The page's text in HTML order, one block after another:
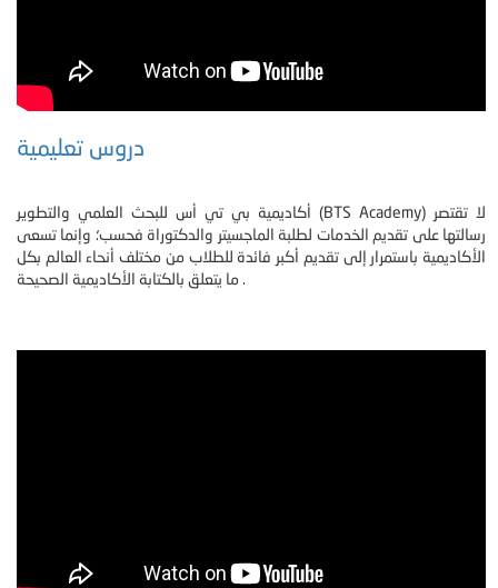
دروس تعليمية
أكاديمية بي تي أس للبحث العلمي والتطوير (BTS Academy) لا تقتصر
رسالتها على تقديم الخدمات لطلبة الماجسيتر والدكتوراة فحسب؛ وإنما تسعى
الأكاديمية باستمرار إلى تقديم أكبر فائدة للطلاب من مختلف أنحاء العالم بكل
ما يتعلق بالكتابة الأكاديمية الصحيحة .